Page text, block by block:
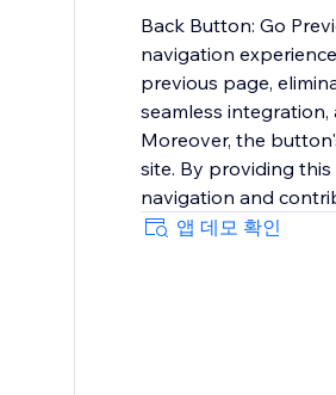
Back Button: Go
navigation
previous page,
seamless
Moreover, the
site. By providing
navigation and
앱 데모 확인